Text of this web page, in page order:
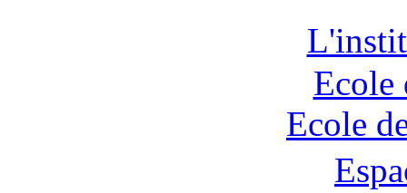
Ecole
Ecole